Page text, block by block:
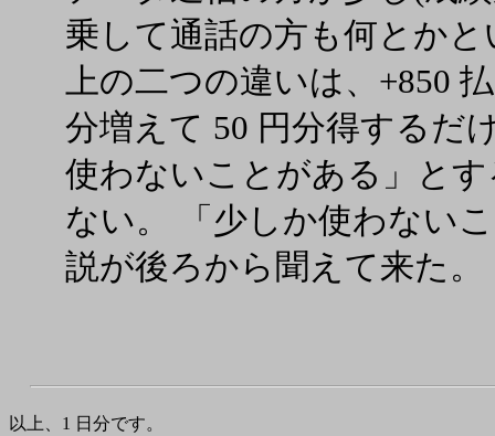
乗して通話の方も何とか
上の二つの違いは、+850
分増えて 50 円分得するだ
使わないことがある」と
ない。 「少しか使わない
説が後ろから聞えて来た。
以上、1 日分です。